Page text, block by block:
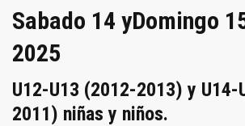
Sabado 14 yDomingo
2025
U12-U13 (2012-2013) y U14-
2011) niñas y niños.